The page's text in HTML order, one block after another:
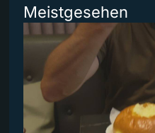
Meistgesehen